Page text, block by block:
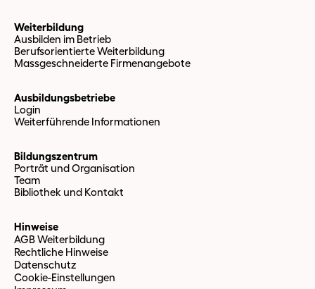
Weiterbildung
Ausbilden im Betrieb
Berufsorientierte Weiterbildung
Massgeschneiderte Firmenangebote
Ausbildungsbetriebe
Login
Weiterführende Informationen
Bildungszentrum
Porträt und Organisation
Team
Bibliothek und Kontakt
Hinweise
AGB Weiterbildung
Rechtliche Hinweise
Datenschutz
Cookie-Einstellungen